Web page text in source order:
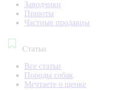
Заводчики
Приюты
Частные продавцы
Статьи
Все статьи
Породы собак
Мечтаете о щенке